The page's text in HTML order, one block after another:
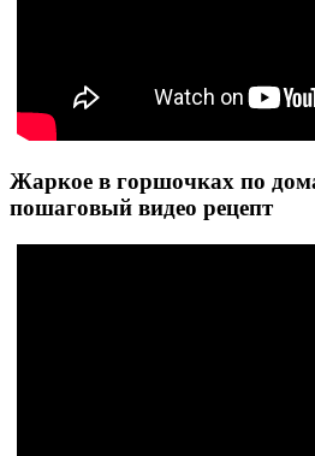
Жаркое в горшочках по
пошаговый видео рецепт